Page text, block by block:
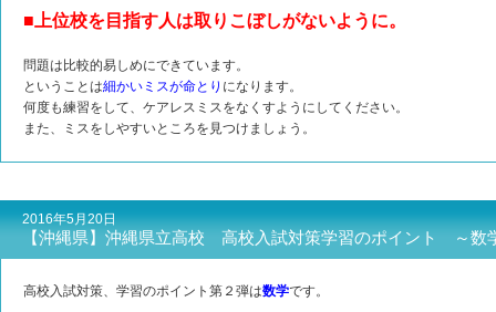
■上位校を目指す人は取りこぼしがないように。
問題は比較的易しめにできています。
ということは細かいミスが命とり になります。
何度も練習をして、ケアレスミスをなくすようにしてください。
また、ミスをしやすいところを見つけましょう。
2016年5月20日
【沖縄県】沖縄県立高校 高校入試対策学習のポイント ～数
高校入試対策、学習のポイント第２弾は数学です。